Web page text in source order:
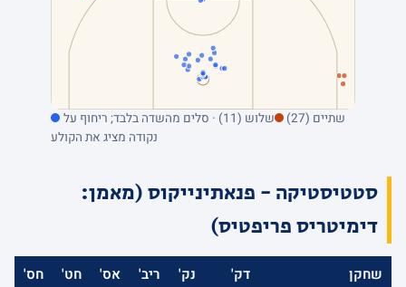
שתיים (27)
שלוש (11) · סלים מהשדה בלבד; ריחוף על
נקודה מציג את הקולע
סטטיסטיקה - פנאתינייקוס (מאמן:
דימיטריס פריפטיס)
שחקן דק' נק' ריב' אס' חט' חס'